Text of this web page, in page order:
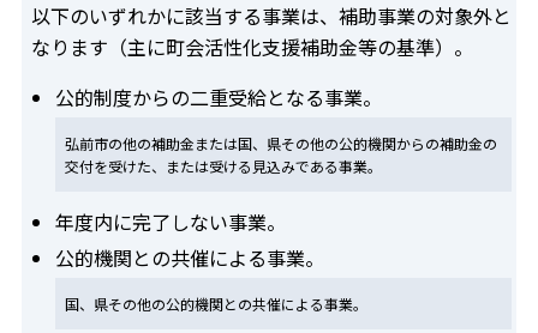
以下のいずれかに該当する事業は、補助事業の対象外と
なります（主に町会活性化支援補助金等の基準）。
公的制度からの二重受給となる事業。
弘前市の他の補助金または国、県その他の公的機関からの補助金の
交付を受けた、または受ける見込みである事業。
年度内に完了しない事業。
公的機関との共催による事業。
国、県その他の公的機関との共催による事業。